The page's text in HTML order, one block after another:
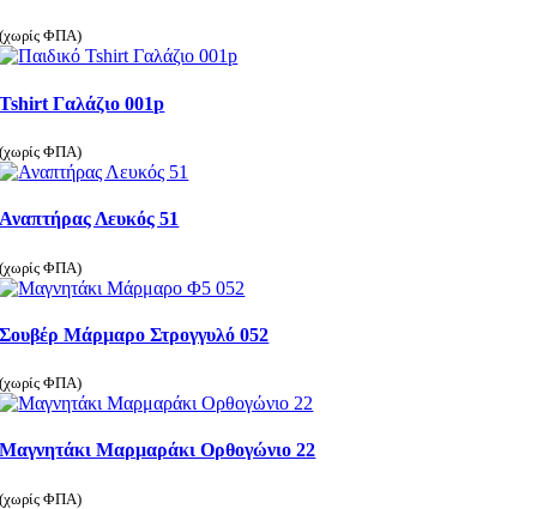
(χωρίς ΦΠΑ)
Tshirt Γαλάζιο 001p
(χωρίς ΦΠΑ)
Αναπτήρας Λευκός 51
(χωρίς ΦΠΑ)
Σουβέρ Μάρμαρο Στρογγυλό 052
(χωρίς ΦΠΑ)
Μαγνητάκι Μαρμαράκι Ορθογώνιο 22
(χωρίς ΦΠΑ)